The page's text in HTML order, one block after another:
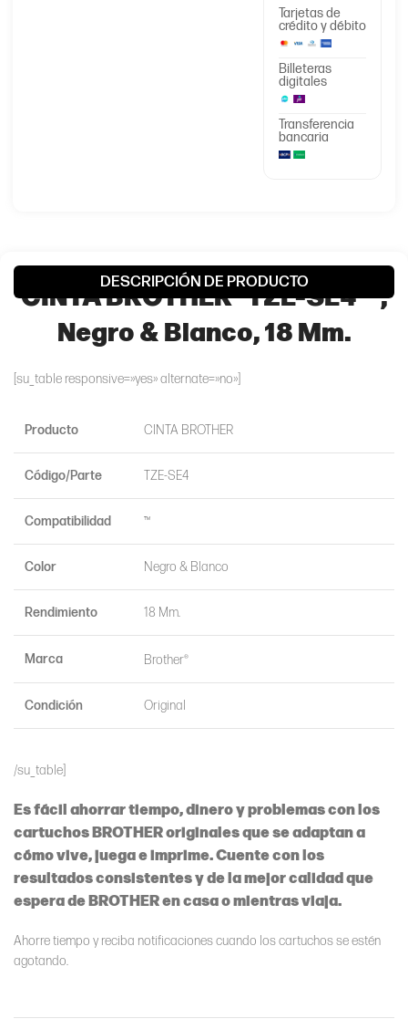
Tarjetas de
crédito y débito
Billeteras
digitales
Transferencia
bancaria
DESCRIPCIÓN DE PRODUCTO
CINTA BROTHER® TZE-SE4 ™,
Negro & Blanco, 18 Mm.
[su_table responsive=»yes» alternate=»no»]
Producto CINTA BROTHER
Código/Parte TZE-SE4
Compatibilidad ™
Color Negro & Blanco
Rendimiento 18 Mm.
Marca Brother®
Condición Original
/su_table]
Es fácil ahorrar tiempo, dinero y problemas con los
cartuchos BROTHER originales que se adaptan a
cómo vive, juega e imprime. Cuente con los
resultados consistentes y de la mejor calidad que
espera de BROTHER en casa o mientras viaja.
Ahorre tiempo y reciba notificaciones cuando los cartuchos se estén
agotando.